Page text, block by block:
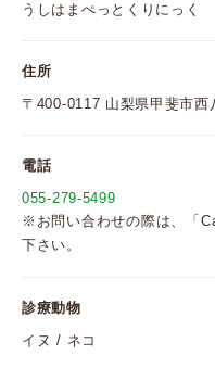
うしはまぺっとくりにっく
住所
〒400-0117 山梨県甲斐市西
電話
055-279-5499
※お問い合わせの際は、「
下さい。
診療動物
イヌ / ネコ